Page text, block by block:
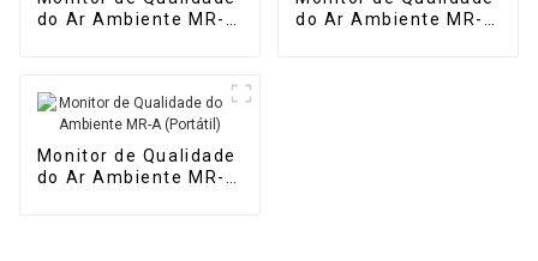
do Ar Ambiente MR-
do Ar Ambiente MR-
Monitor de Qualidade
do Ar Ambiente MR-A